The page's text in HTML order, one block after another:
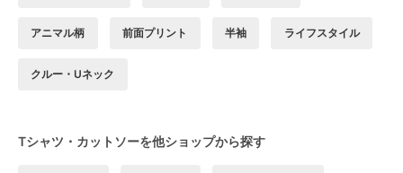
アニマル柄 前面プリント 半袖 ライフスタイル
クルー・Uネック
Tシャツ・カットソーを他ショップから探す